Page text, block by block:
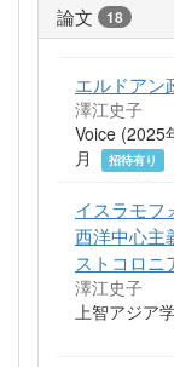
論文 18
エルドアン
澤江史子
Voice (2025
月
招待有り
イスラモフ
西洋中心主
ストコロニ
澤江史子
上智アジア